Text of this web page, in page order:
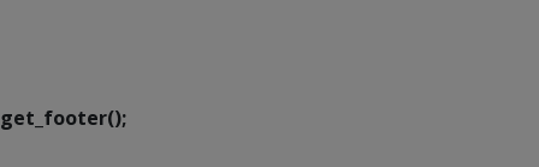
get_footer();